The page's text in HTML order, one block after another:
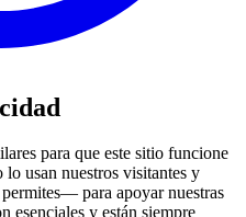
para que este sitio funcione
lo usan nuestros visitantes y
para apoyar nuestras
esenciales y están siempre